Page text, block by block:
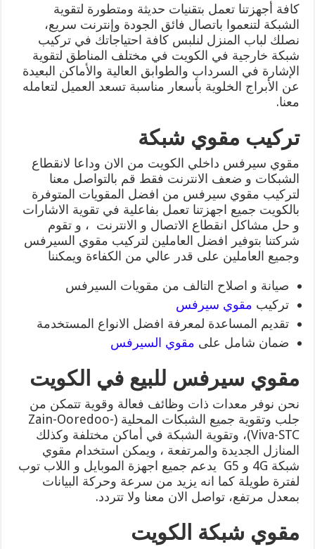
كافة أجهزتنا تعمل بتقنيات حديثة ومتطورة لتقوية
الشبكة لتنعموا باتصال فائق الجودة وإنترنت سريع،
نصلك لباب المنزل لنلبس كافة احتياجاتك في تركيب
شبكة خارجية في الكويت في مختلف المناطق لتقوية
الإشارة في السرداب والطوابق العالية والأماكن البعيدة
عن الأبراج الخلوية بأسعار مناسبة تسعد العميل لتعامله
معنا.
تركيب مقوي شبكة
مقوي سيرفس داخلي الكويت من الان وداعا لانقطاع
الشبكات و ضعف الانترنت فقط قم بالتواصل معنا
لتركيب مقوي سيرفس من افضل المقويات المتوفرة
بالكويت جميع اجهزتنا تعمل بفاعلية في تقوية الاشارات
و حل مشاكل انقطاع الاتصال و الانترنت ، و تقوم
شركتنا بتوفير افضل العاملين لتركيب مقوي السيرفس
وجميع العاملين على قدر عالي من الكفاءة ويمكننا
صيانة و اصلاح التالف من مقويات السيرفس
تركيب مقوي سيرفس
تقديم المساعدة لمعرفة افضل الانواع المستخدمة
ضمان شامل على مقوي السيرفس
مقوي سيرفس للبيع في الكويت
نحن نوفر معدات ذات وظائف فعالة وقوية تتمكن من
جلب وتقوية جميع الشبكات المحلية (Zain-Ooredoo-
Viva-STC)، وتقوية الشبكة في أماكن مختلفة وكذلك
المنازل الجديدة والمرتفعة ، ويمكن استخدام مقوي
شبكة 4G و G5 يدعم جميع اجهزة الموبايل و اللاب توب
لفترة طويلة كما انه يزيد من سرعة وحركة البيانات
بمعدل مرتفع، تواصل الان معنا ولا تتردد.
مقوي شبكة الكويت